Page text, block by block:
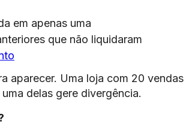
em apenas uma
que não liquidaram
aparecer. Uma loja com 20 vendas
delas gere divergência.